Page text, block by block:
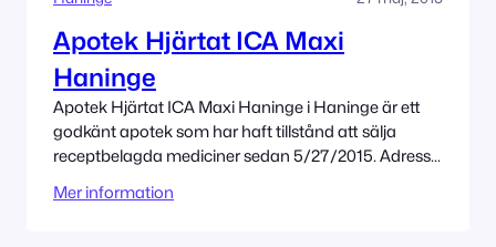
Apotek Hjärtat ICA Maxi
Haninge
Apotek Hjärtat ICA Maxi Haninge i Haninge är ett
godkänt apotek som har haft tillstånd att sälja
receptbelagda mediciner sedan 5/27/2015. Adress
Apotek Hjärtat AB
Mer information